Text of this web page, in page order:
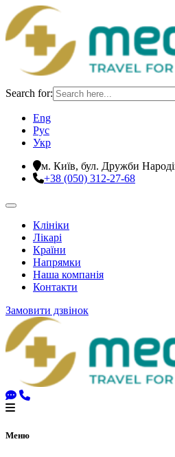
Search for:
Eng
Рус
Укр
м. Київ, бул. Дружби
+38 (050) 312-27-68
Клініки
Лікарі
Країни
Напрямки
Наша компанія
Контакти
Замовити дзвінок
Меню